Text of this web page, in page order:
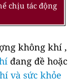
chịu tác động
không khí ,
đang đề hoặc
và sức khỏe